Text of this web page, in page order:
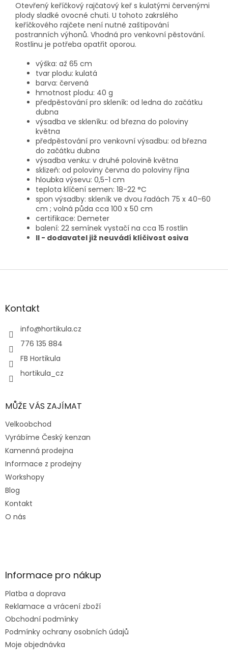
Otevřený keříčkový rajčatový keř s kulatými červenými
plody sladké ovocné chuti. U tohoto zakrslého
keříčkového rajčete není nutné zaštipování
postranních výhonů. Vhodná pro venkovní pěstování.
Rostlinu je potřeba opatřit oporou.
výška: až 65 cm
tvar plodu: kulatá
barva: červená
hmotnost plodu: 40 g
předpěstování pro skleník: od ledna do začátku
dubna
výsadba ve skleníku: od března do poloviny
května
předpěstování pro venkovní výsadbu: od března
do začátku dubna
výsadba venku: v druhé polovině května
sklizeň: od poloviny června do poloviny října
hloubka výsevu: 0,5-1 cm
teplota klíčení semen: 18-22 °C
spon výsadby: skleník ve dvou řadách 75 x 40-60
cm ; volná půda cca 100 x 50 cm
certifikace: Demeter
balení: 22 semínek vystačí na cca 15 rostlin
II - dodavatel již neuvádí klíčivost osiva
Z
aKontakt
info@hortikula.cz
776 135 884
FB Hortikula
hortikula_cz
MŮŽE VÁS ZAJÍMAT
Velkoobchod
Vyrábíme Český kenzan
Kamenná prodejna
Informace z prodejny
Workshopy
Blog
Kontakt
O nás
Informace pro nákup
Platba a doprava
Reklamace a vrácení zboží
Obchodní podmínky
Podmínky ochrany osobních údajů
Moje objednávka